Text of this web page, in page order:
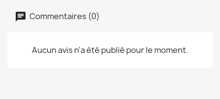
Commentaires (0)
Aucun avis n'a été publié pour le moment.